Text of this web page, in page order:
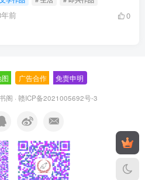
前 0
广告合作 免责申明
阁 · 赣ICP备2021005692号-3